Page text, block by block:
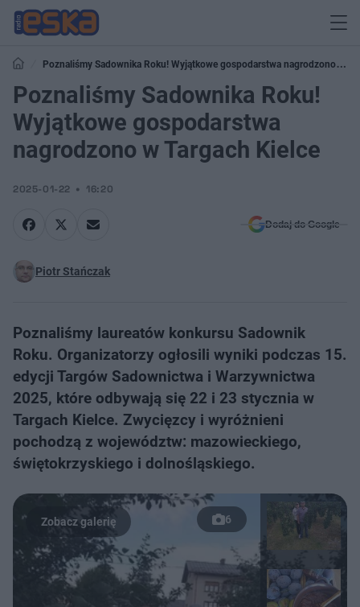
Poznaliśmy Sadownika Roku! Wyjątkowe gospodarstwa nagrodzono w
Targach Kielce
Poznaliśmy Sadownika Roku!
Wyjątkowe gospodarstwa
nagrodzono w Targach Kielce
2025-01-22 16:20
Dodaj do Google
Piotr Stańczak
Poznaliśmy laureatów konkursu Sadownik
Roku. Organizatorzy ogłosili wyniki podczas 15.
edycji Targów Sadownictwa i Warzywnictwa
2025, które odbywają się 22 i 23 stycznia w
Targach Kielce. Zwycięzcy i wyróżnieni
pochodzą z województw: mazowieckiego,
świętokrzyskiego i dolnośląskiego.
6